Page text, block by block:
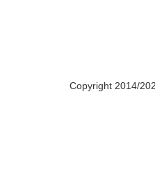
Copyright 2014/